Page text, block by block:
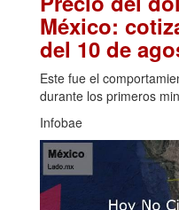
México:
del 10 de
Este fue el
durante los primeros
Infobae